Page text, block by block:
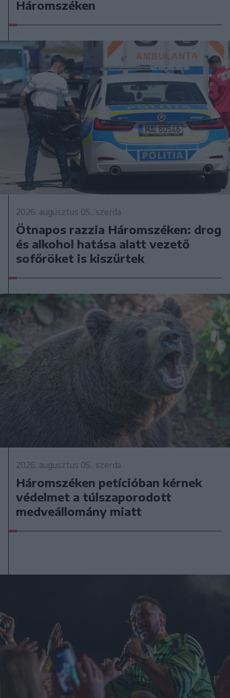
Háromszéken
2026. augusztus 05., szerda
Ötnapos razzia Háromszéken: drog
és alkohol hatása alatt vezető
sofőröket is kiszűrtek
2026. augusztus 05., szerda
Háromszéken petícióban kérnek
védelmet a túlszaporodott
medveállomány miatt